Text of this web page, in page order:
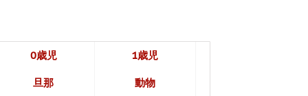
0歳児 1歳児
旦那 動物